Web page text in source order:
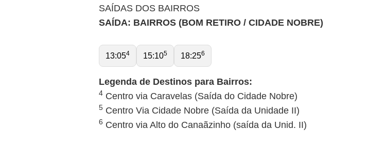
SAÍDAS DOS BAIRROS
SAÍDA: BAIRROS (BOM RETIRO / CIDADE NOBRE)
13:054 15:105 18:256
Legenda de Destinos para Bairros:
4 Centro via Caravelas (Saída do Cidade Nobre)
5 Centro Via Cidade Nobre (Saída da Unidade II)
6 Centro via Alto do Canaãzinho (saída da Unid. II)